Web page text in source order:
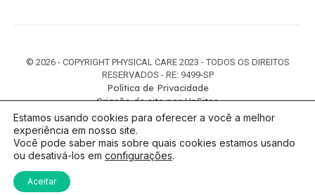
© 2026 - COPYRIGHT PHYSICAL CARE 2023 - TODOS OS DIREITOS
RESERVADOS - RE: 9499-SP
Política de Privacidade
Criação de site por UpSites
Estamos usando cookies para oferecer a você a melhor
experiência em nosso site.
Você pode saber mais sobre quais cookies estamos usando
ou desativá-los em configurações.
Aceitar